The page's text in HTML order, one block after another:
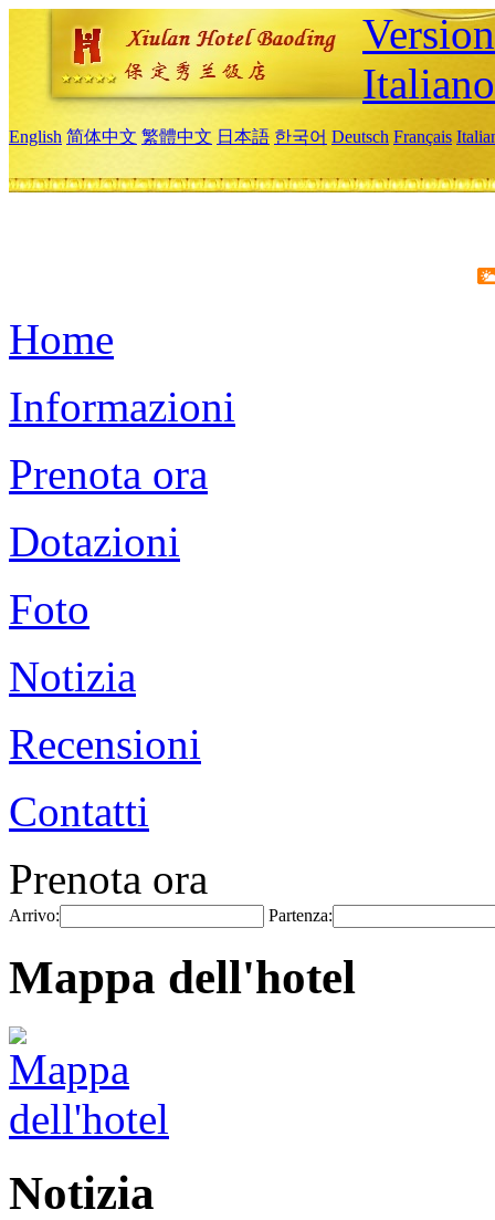
Italiano
English 简体中文 繁體中文 日本語 한국어 Deutsch Français
Home
Informazioni
Prenota ora
Dotazioni
Foto
Notizia
Recensioni
Contatti
Prenota ora
Arrivo: Partenza:
Mappa dell'hotel
Notizia